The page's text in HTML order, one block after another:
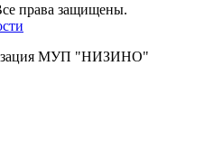
права защищены.
МУП "НИЗИНО"